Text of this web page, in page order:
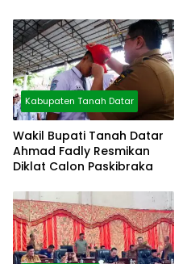
Kabupaten Tanah Datar
Wakil Bupati Tanah Datar
Ahmad Fadly Resmikan
Diklat Calon Paskibraka